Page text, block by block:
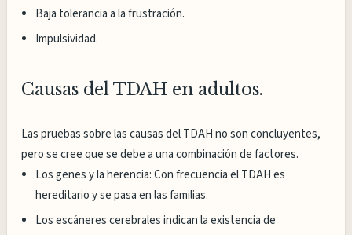
Baja tolerancia a la frustración.
Impulsividad.
Causas del TDAH en adultos.
Las pruebas sobre las causas del TDAH no son concluyentes,
pero se cree que se debe a una combinación de factores.
Los genes y la herencia: Con frecuencia el TDAH es
hereditario y se pasa en las familias.
Los escáneres cerebrales indican la existencia de